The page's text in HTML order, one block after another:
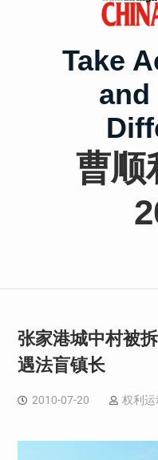
Take
and
曹顺
张家港城中村被
遇法盲镇长
2010-07-20 权利运